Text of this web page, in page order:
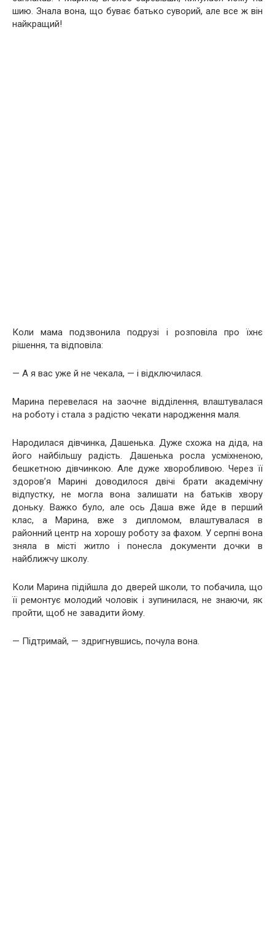
шию. Знала вона, що буває батько суворий, але все ж він
найкращий!
Коли мама подзвонила подрузі і розповіла про їхнє
рішення, та відповіла:
— А я вас уже й не чекала, — і відключилася.
Марина перевелася на заочне відділення, влаштувалася
на роботу і стала з радістю чекати народження маля.
Народилася дівчинка, Дашенька. Дуже схожа на діда, на
його найбільшу радість. Дашенька росла усміхненою,
бешкетною дівчинкою. Але дуже хворобливою. Через її
здоров’я Марині доводилося двічі брати академічну
відпустку, не могла вона залишати на батьків хвору
доньку. Важко було, але ось Даша вже йде в перший
клас, а Марина, вже з дипломом, влаштувалася в
районний центр на хорошу роботу за фахом. У серпні вона
зняла в місті житло і понесла документи дочки в
найближчу школу.
Коли Марина підійшла до дверей школи, то побачила, що
її ремонтує молодий чоловік і зупинилася, не знаючи, як
пройти, щоб не завадити йому.
— Підтримай, — здригнувшись, почула вона.